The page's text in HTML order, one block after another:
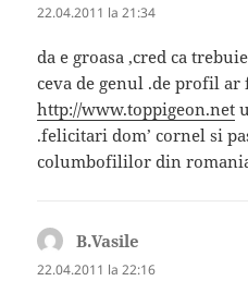
22.04.2011 la 21:34
da e groasa ,cred ca
ceva de genul .de profil
http://www.toppigeon.net
.felicitari dom’ cornel si
columbofililor din
B.Vasile
22.04.2011 la 22:16